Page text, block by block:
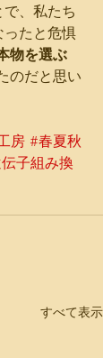
、私たち
たと危惧
物を選ぶ
のだと思い
房 #春夏秋
子組み換
すべて表示